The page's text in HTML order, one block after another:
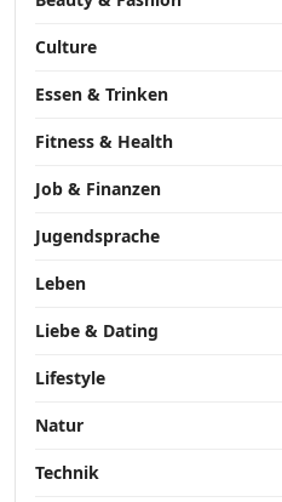
Culture
Essen & Trinken
Fitness & Health
Job & Finanzen
Jugendsprache
Leben
Liebe & Dating
Lifestyle
Natur
Technik